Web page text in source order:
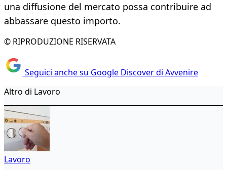
una diffusione del mercato possa contribuire ad
abbassare questo importo.
© RIPRODUZIONE RISERVATA
Seguici anche su Google Discover di Avvenire
Altro di Lavoro
Lavoro